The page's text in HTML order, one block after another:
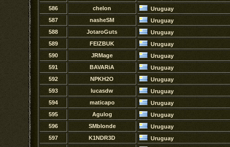
586
chelon Uruguay
587
nasheSM Uruguay
588
JotaroGuts Uruguay
589
FEIZBUK Uruguay
590
JRMage Uruguay
591
BAVARiA Uruguay
592
NPKH2O Uruguay
593
lucasdw Uruguay
594
maticapo Uruguay
595
Agulog Uruguay
596
SMblonde Uruguay
597
K1NDR3D Uruguay